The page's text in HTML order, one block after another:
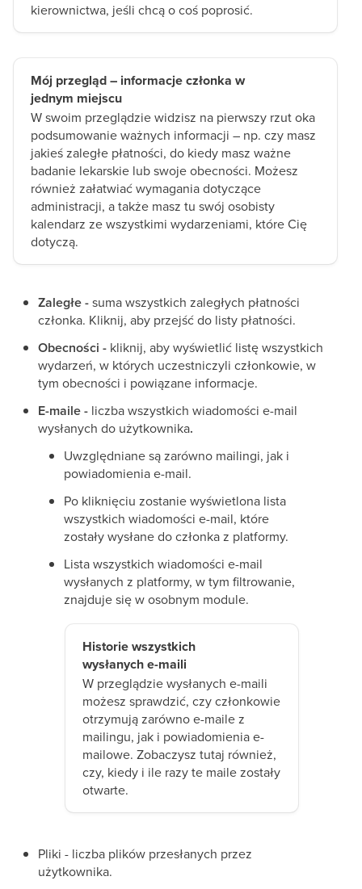
kierownictwa, jeśli chcą o coś poprosić.
Mój przegląd – informacje członka w
jednym miejscu
W swoim przeglądzie widzisz na pierwszy rzut oka
podsumowanie ważnych informacji – np. czy masz
jakieś zaległe płatności, do kiedy masz ważne
badanie lekarskie lub swoje obecności. Możesz
również załatwiać wymagania dotyczące
administracji, a także masz tu swój osobisty
kalendarz ze wszystkimi wydarzeniami, które Cię
dotyczą.
Zaległe -suma wszystkich zaległych płatności
członka. Kliknij, aby przejść do listy płatności.
Obecności - kliknij, aby wyświetlić listę wszystkich
wydarzeń, w których uczestniczyli członkowie, w
tym obecności i powiązane informacje.
E-maile - liczba wszystkich wiadomości e-mail
wysłanych do użytkownika.
Uwzględniane są zarówno mailingi, jak i
powiadomienia e-mail.
Po kliknięciu zostanie wyświetlona lista
wszystkich wiadomości e-mail, które
zostały wysłane do członka z platformy.
Lista wszystkich wiadomości e-mail
wysłanych z platformy, w tym filtrowanie,
znajduje się w osobnym module.
Historie wszystkich
wysłanych e-maili
W przeglądzie wysłanych e-maili
możesz sprawdzić, czy członkowie
otrzymują zarówno e-maile z
mailingu, jak i powiadomienia e-
mailowe. Zobaczysz tutaj również,
czy, kiedy i ile razy te maile zostały
otwarte.
Pliki - liczba plików przesłanych przez
użytkownika.